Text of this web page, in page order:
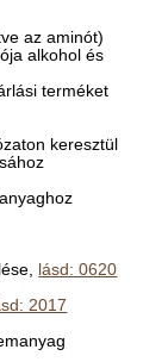
az aminót)
alkohol és
terméket
keresztül
lásd: 0620
2017